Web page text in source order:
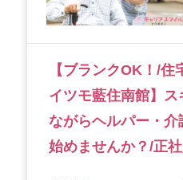
【ブランクOK！/
イツモ藍住南館】
ながらヘルパー・
始めませんか？/正